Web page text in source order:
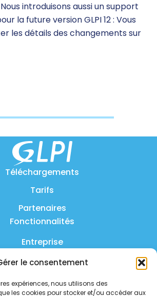
le consentement
expériences, nous utilisons des
les cookies pour stocker et/ou accéder aux
introduisons aussi un support
la future version GLPI 12 : Vous
les détails des changements sur
Téléchargements
Tarifs
Partenaires
Fonctionnalités
Entreprise
Produit
FAQ